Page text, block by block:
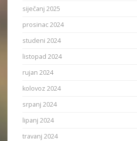
siječanj 2025
prosinac 2024
studeni 2024
listopad 2024
rujan 2024
kolovoz 2024
srpanj 2024
lipanj 2024
travanj 2024